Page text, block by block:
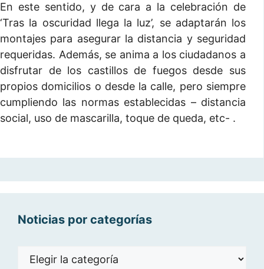
En este sentido, y de cara a la celebración de
‘Tras la oscuridad llega la luz’, se adaptarán los
montajes para asegurar la distancia y seguridad
requeridas. Además, se anima a los ciudadanos a
disfrutar de los castillos de fuegos desde sus
propios domicilios o desde la calle, pero siempre
cumpliendo las normas establecidas – distancia
social, uso de mascarilla, toque de queda, etc- .
Noticias por categorías
Noticias